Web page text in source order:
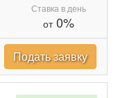
Ставка в день
от0%
Подать заявку